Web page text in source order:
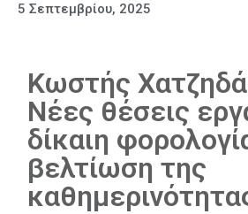
5 Σεπτεμβρίου, 2025
Κωστής
Νέες θέσεις
δίκαιη
βελτίωση της